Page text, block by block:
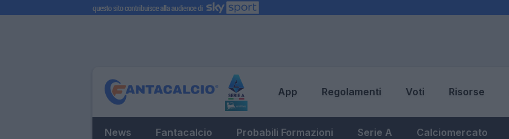
App Regolamenti Voti Risorse
News Fantacalcio Probabili Formazioni Serie A Calciomercato